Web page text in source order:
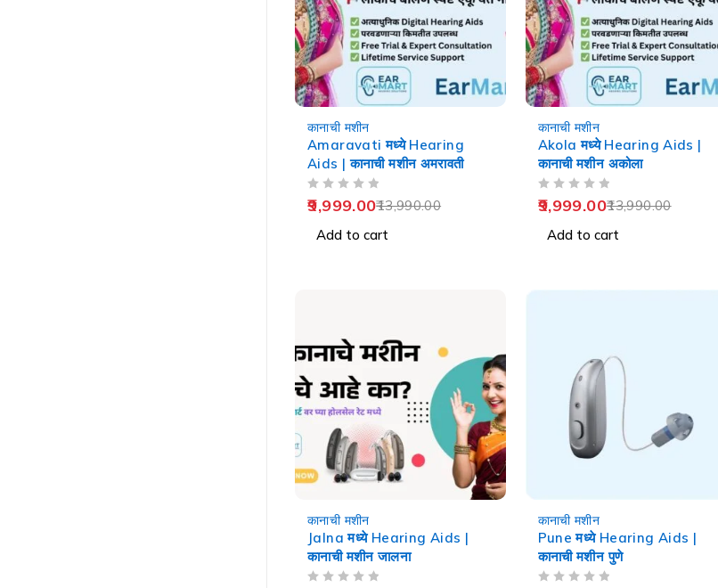
कानाची मशीन
Amaravati मध्ये Hearing
Aids | कानाची मशीन अमरावती
13,990.00
9,999.00
Add to cart
कानाची मशीन
Akola मध्ये Hearing Aids |
कानाची मशीन अकोला
13,990.00
9,999.00
Add to cart
कानाची मशीन
Jalna मध्ये Hearing Aids |
कानाची मशीन जालना
कानाची मशीन
Pune मध्ये Hearing Aids |
कानाची मशीन पुणे